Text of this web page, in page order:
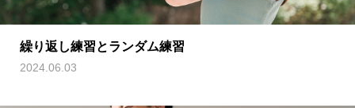
繰り返し練習とランダム練習
2024.06.03